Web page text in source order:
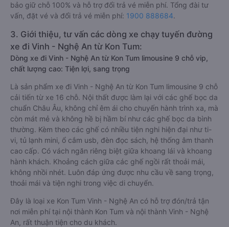
bảo giữ chỗ 100% và hỗ trợ đổi trả vé miễn phí. Tổng đài tư
vấn, đặt vé và đổi trả vé miễn phí: 1900 888684.
3. Giới thiệu, tư vấn các dòng xe chạy tuyến đường
xe đi Vinh - Nghệ An từ Kon Tum:
Dòng xe đi Vinh - Nghệ An từ Kon Tum limousine 9 chỗ vip,
chất lượng cao: Tiện lợi, sang trọng
Là sản phẩm xe đi Vinh - Nghệ An từ Kon Tum limousine 9 chỗ
cải tiến từ xe 16 chỗ. Nội thất được làm lại với các ghế bọc da
chuẩn Châu Âu, không chỉ êm ái cho chuyến hành trình xa, mà
còn mát mẻ và không hề bị hầm bí như các ghế bọc da bình
thường. Kèm theo các ghế có nhiều tiện nghi hiện đại như ti-
vi, tủ lạnh mini, ổ cắm usb, đèn đọc sách, hệ thống âm thanh
cao cấp. Có vách ngăn riêng biệt giữa khoang lái và khoang
hành khách. Khoảng cách giữa các ghế ngồi rất thoải mái,
không nhồi nhét. Luôn đáp ứng được nhu cầu về sang trọng,
thoải mái và tiện nghi trong việc di chuyển.
Đây là loại xe Kon Tum Vinh - Nghệ An có hỗ trợ đón/trả tận
nơi miễn phí tại nội thành Kon Tum và nội thành Vinh - Nghệ
An, rất thuận tiện cho du khách.